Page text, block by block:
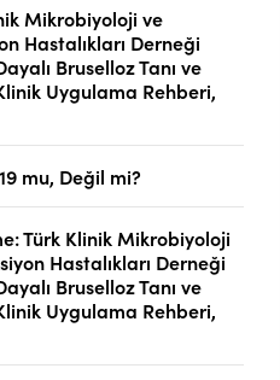
FACEBOOK TWITTER
Mikrobiyoloji ve
Hastalıkları Derneği
Bruselloz Tanı ve
Uygulama Rehberi,
mu, Değil mi?
Türk Klinik Mikrobiyoloji
Hastalıkları Derneği
Bruselloz Tanı ve
Uygulama Rehberi,